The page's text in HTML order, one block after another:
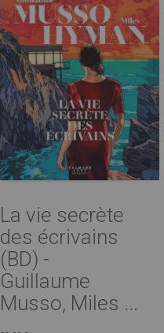
La vie secrète
des écrivains
(BD) -
Guillaume
Musso, Miles ...